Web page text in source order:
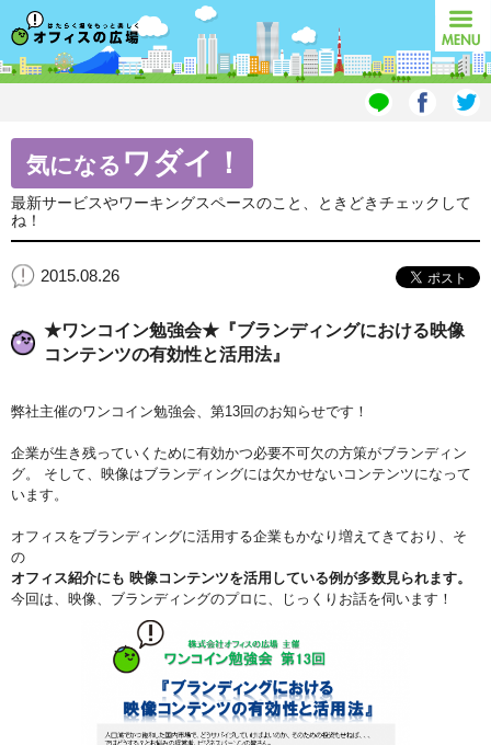
オフィスの広場 MENU
気になる ワダイ！
最新サービスやワーキングスペースのこと、ときどきチェックして
ね！
2015.08.26
★ワンコイン勉強会★『ブランディングにおける映像
コンテンツの有効性と活用法』
弊社主催のワンコイン勉強会、第13回のお知らせです！
企業が生き残っていくために有効かつ必要不可欠の方策がブランディン
グ。 そして、映像はブランディングには欠かせないコンテンツになって
います。
オフィスをブランディングに活用する企業もかなり増えてきており、そ
の
オフィス紹介にも 映像コンテンツを活用している例が多数見られます。
今回は、映像、ブランディングのプロに、じっくりお話を伺います！